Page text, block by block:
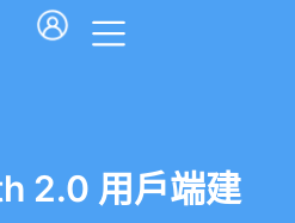
2.0 用戶端建